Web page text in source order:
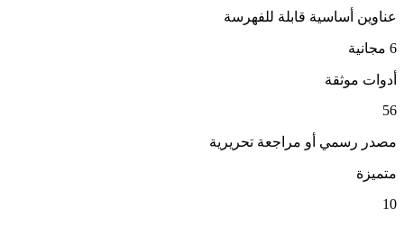
عناوين أساسية قابلة للفهرسة
6 مجانية
أدوات موثقة
56
مصدر رسمي أو مراجعة تحريرية
متميزة
10